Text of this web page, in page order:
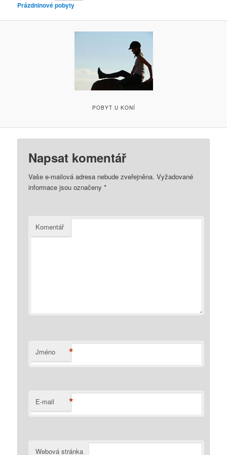
Prázdninové pobyty
POBYT U KONÍ
Napsat komentář
Vaše e-mailová adresa nebude zveřejněna. Vyžadované
informace jsou označeny*
Komentář
Jméno *
E-mail *
Webová stránka